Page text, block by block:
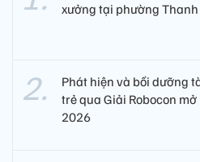
xưởng tại phường
Phát hiện và bồi dưỡng
trẻ qua Giải Robocon mở
2026